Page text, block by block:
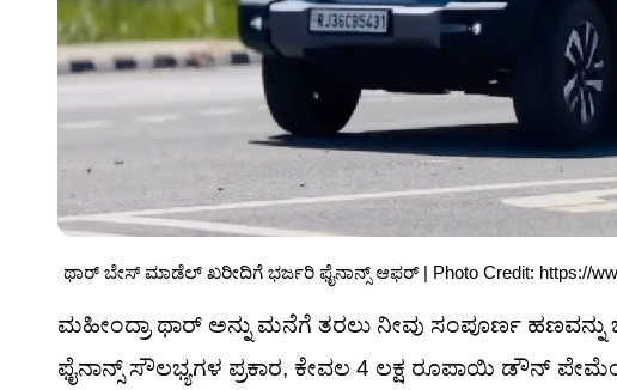
ಥಾರ್ ಬೇಸ್ ಮಾಡೆಲ್ ಖರೀದಿಗೆ ಭರ್ಜರಿ ಫೈನಾನ್ಸ್ ಆಫರ್ | Photo Credit: https://
ಮಹೀಂದ್ರಾ ಥಾರ್ ಅನ್ನು ಮನೆಗೆ ತರಲು ನೀವು ಸಂಪೂರ್ಣ
ಫೈನಾನ್ಸ್ ಸೌಲಭ್ಯಗಳ ಪ್ರಕಾರ, ಕೇವಲ 4 ಲಕ್ಷ ರೂಪಾಯಿ ಡೌನ್